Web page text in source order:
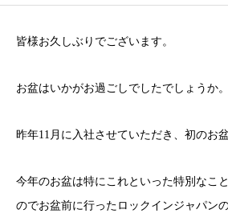
皆様お久しぶりでございます。
お盆はいかがお過ごしでしたでしょうか。
昨年11月に入社させていただき、初のお
今年のお盆は特にこれといった特別なこ
のでお盆前に行ったロックインジャパン